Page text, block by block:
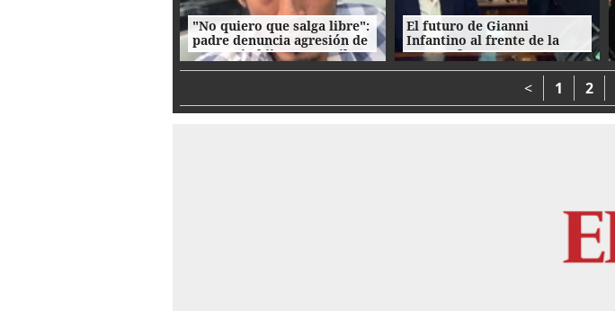
"No quiero que salga libre":
padre denuncia agresión de
su propio hijo en La Ceiba
El futuro de Gianni
Infantino al frente de la
FIFA enfrenta
cuestionamientos
< 1 2